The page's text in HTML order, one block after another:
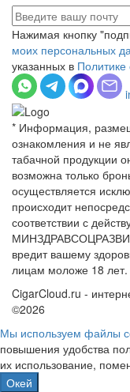
Нажимая кнопку
моих персональных
указанных в
* Информация,
ознакомления и не
табачной продукции
возможна только
осуществляется
происходит
соответствии с
вредит вашему
лицам моложе 18 лет.
CigarCloud.ru -
©2026
Мы используем файлы
повышения удобства
их использование,
Окей